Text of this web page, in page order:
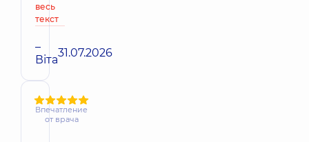
весь
текст
–
Віта31.07.2026
Впечатление
от врача